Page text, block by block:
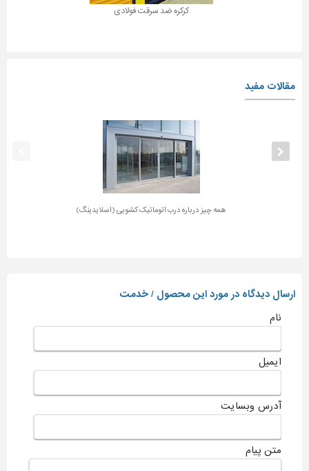
کرکره ضد سرقت فولادی
مقالات مفید
همه چیز درباره درب اتوماتیک کشویی (اسلایدینگ)
ارسال دیدگاه در مورد این محصول / خدمت
نام
ایمیل
آدرس وبسایت
متن پیام